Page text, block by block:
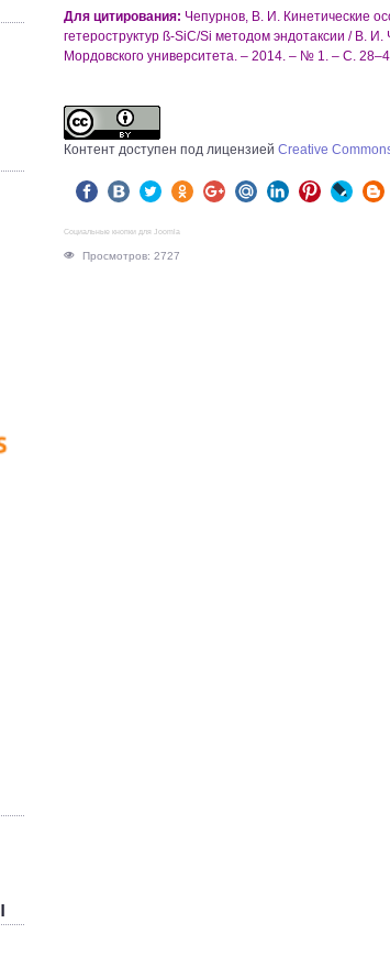
Для цитирования: Чепурнов, В. И. Кинетические
гетероструктур ß-SiC/Si методом эндотаксии / В. И.
Мордовского университета. – 2014. – № 1. – С.
Контент доступен под лицензией Creative
Социальные кнопки для Joomla
Просмотров: 2727